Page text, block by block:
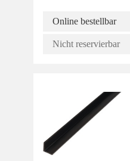
Online bestellbar
Nicht reservierbar